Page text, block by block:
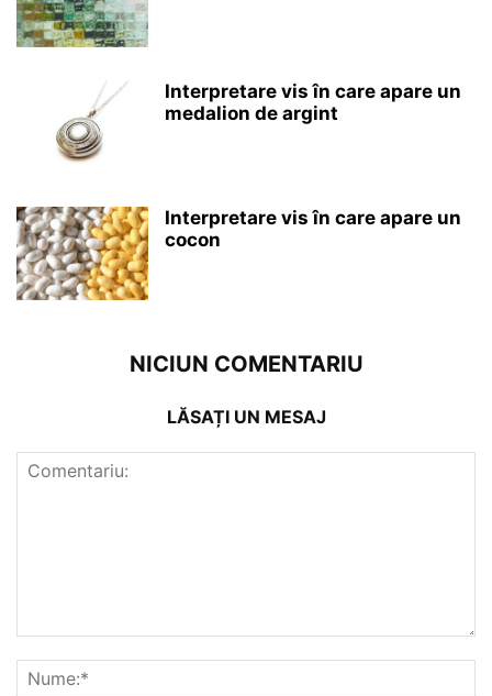
Interpretare vis în care apare un
medalion de argint
Interpretare vis în care apare un
cocon
NICIUN COMENTARIU
LĂSAȚI UN MESAJ